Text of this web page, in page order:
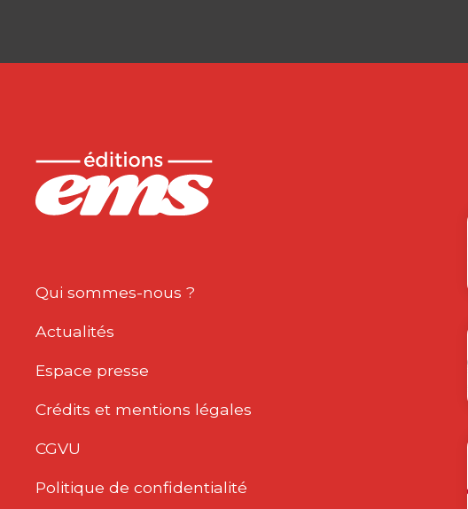
s’épanouir représente un formidable
Qui sommes-nous ?
Actualités
Espace presse
Crédits et mentions légales
CGVU
Politique de confidentialité